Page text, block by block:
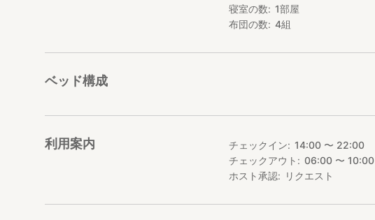
寝室の数
1部屋
布団の数
4組
ベッド構成
利用案内 チェックイン
14:00 〜 22:00
チェックアウト
06:00 〜 10:00
ホスト承認
リクエスト